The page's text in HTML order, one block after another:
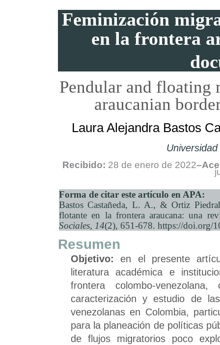
Feminización
en la frontera
Pendular and
araucanian
Laura Alejandra Bastos
Recibido: 28 de enero de 2022
Forma de citar este artículo en APA:
Bastos Castañeda, L. A., & Ortiz
flotante en la frontera araucana: una
Sociales, 14(2), 651-678. https://doi.org/
Resumen
Objetivo: en el presente
literatura académica e
frontera colombo-
caracterización y estudio de
venezolanas en Colombia,
para la planeación de políticas
de flujos migratorios poco